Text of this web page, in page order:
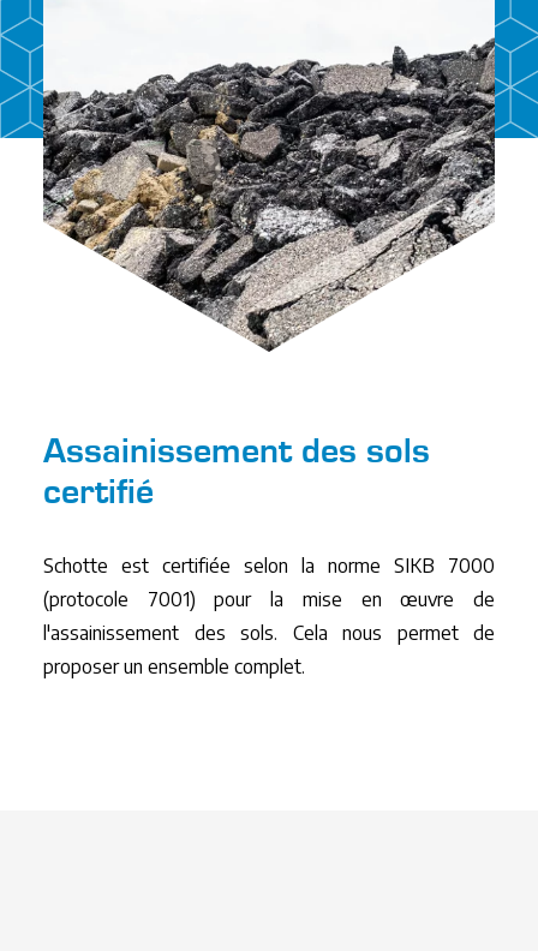
FR
NL
EN
Assainissement des sols
certifié
Schotte est certifiée selon la norme SIKB 7000
(protocole 7001) pour la mise en œuvre de
l'assainissement des sols. Cela nous permet de
proposer un ensemble complet.